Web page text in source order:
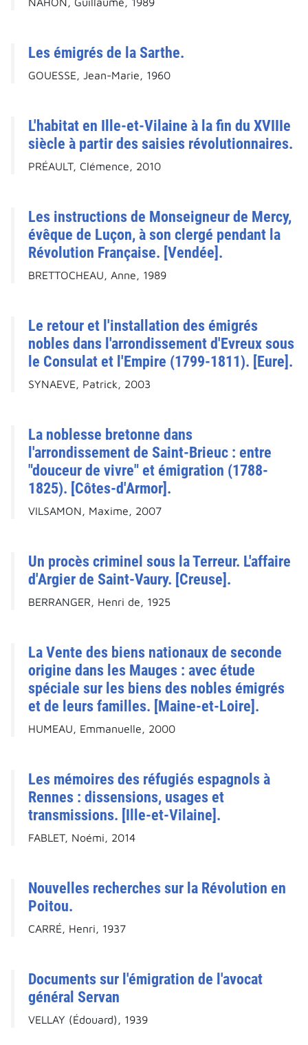
Les émigrés de la Sarthe.
GOUESSE, Jean-Marie, 1960
L'habitat en Ille-et-Vilaine à la fin du XVIIIe
siècle à partir des saisies révolutionnaires.
PRÉAULT, Clémence, 2010
Les instructions de Monseigneur de Mercy,
évêque de Luçon, à son clergé pendant la
Révolution Française. [Vendée].
BRETTOCHEAU, Anne, 1989
Le retour et l'installation des émigrés
nobles dans l'arrondissement d'Evreux sous
le Consulat et l'Empire (1799-1811). [Eure].
SYNAEVE, Patrick, 2003
La noblesse bretonne dans
l'arrondissement de Saint-Brieuc : entre
"douceur de vivre" et émigration (1788-
1825). [Côtes-d'Armor].
VILSAMON, Maxime, 2007
Un procès criminel sous la Terreur. L'affaire
d'Argier de Saint-Vaury. [Creuse].
BERRANGER, Henri de, 1925
La Vente des biens nationaux de seconde
origine dans les Mauges : avec étude
spéciale sur les biens des nobles émigrés
et de leurs familles. [Maine-et-Loire].
HUMEAU, Emmanuelle, 2000
Les mémoires des réfugiés espagnols à
Rennes : dissensions, usages et
transmissions. [Ille-et-Vilaine].
FABLET, Noémi, 2014
Nouvelles recherches sur la Révolution en
Poitou.
CARRÉ, Henri, 1937
Documents sur l'émigration de l'avocat
général Servan
VELLAY (Édouard), 1939